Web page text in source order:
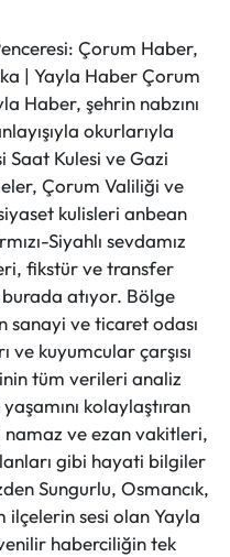
Çorum Haber,
| Yayla Haber Çorum
Haber, şehrin nabzını
okurlarıyla
Saat Kulesi ve Gazi
Çorum Valiliği ve
kulisleri anbean
Siyahlı sevdamız
fikstür ve transfer
atıyor. Bölge
ve ticaret odası
kuyumcular çarşısı
tüm verileri analiz
kolaylaştıran
ve ezan vakitleri,
gibi hayati bilgiler
Sungurlu, Osmancık,
sesi olan Yayla
haberciliğin tek